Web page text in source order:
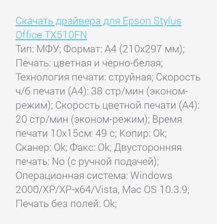
Скачать драйвера для Epson Stylus
Office TX510FN
Тип: МФУ; Формат: A4 (210x297 мм);
Печать: цветная и черно-белая;
Технология печати: струйная; Скорость
ч/б печати (А4): 38 стр/мин (эконом-
режим); Скорость цветной печати (А4):
20 стр/мин (эконом-режим); Время
печати 10x15см: 49 с; Копир: Ok;
Сканер: Ok; Факс: Ok; Двусторонняя
печать: No (с ручной подачей);
Операционная система: Windows
2000/XP/XP-x64/Vista, Mac OS 10.3.9;
Печать без полей: Ok;